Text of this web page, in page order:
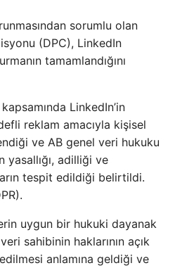
sorumlu olan
(DPC), LinkedIn
tamamlandığını
LinkedIn’in
reklam amacıyla kişisel
ve AB genel veri hukuku
yasallığı, adilliği ve
tespit edildiği belirtildi.
uygun bir hukuki dayanak
sahibinin haklarının açık
anlamına geldiği ve